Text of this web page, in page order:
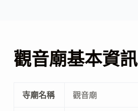
觀音廟基本資訊
寺廟名稱 觀音廟